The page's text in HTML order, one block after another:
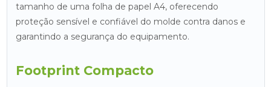
tamanho de uma folha de papel A4, oferecendo
proteção sensível e confiável do molde contra danos e
garantindo a segurança do equipamento.
Footprint Compacto